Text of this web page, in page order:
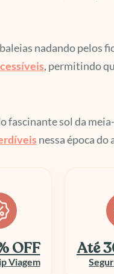
nadando pelos
, permitindo
fascinante sol da
nessa época do
OFF